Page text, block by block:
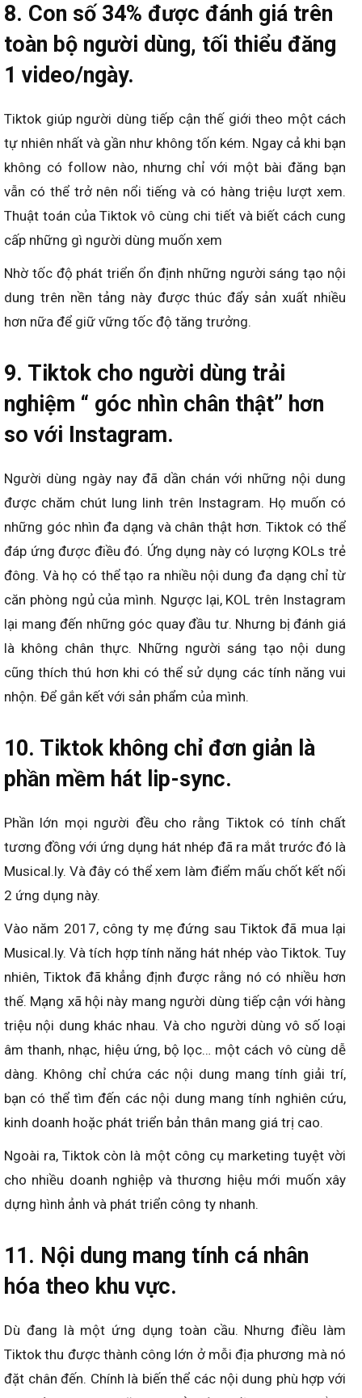
8. Con số 34% được đánh giá trên
toàn bộ người dùng, tối thiểu đăng
1 video/ngày.
Tiktok giúp người dùng tiếp cận thế giới theo một cách
tự nhiên nhất và gần như không tốn kém. Ngay cả khi bạn
không có follow nào, nhưng chỉ với một bài đăng bạn
vẫn có thể trở nên nổi tiếng và có hàng triệu lượt xem.
Thuật toán của Tiktok vô cùng chi tiết và biết cách cung
cấp những gì người dùng muốn xem
Nhờ tốc độ phát triển ổn định những người sáng tạo nội
dung trên nền tảng này được thúc đẩy sản xuất nhiều
hơn nữa để giữ vững tốc độ tăng trưởng.
9. Tiktok cho người dùng trải
nghiệm “ góc nhìn chân thật” hơn
so với Instagram.
Người dùng ngày nay đã dần chán với những nội dung
được chăm chút lung linh trên Instagram. Họ muốn có
những góc nhìn đa dạng và chân thật hơn. Tiktok có thể
đáp ứng được điều đó. Ứng dụng này có lượng KOLs trẻ
đông. Và họ có thể tạo ra nhiều nội dung đa dạng chỉ từ
căn phòng ngủ của mình. Ngược lại, KOL trên Instagram
lại mang đến những góc quay đầu tư. Nhưng bị đánh giá
là không chân thực. Những người sáng tạo nội dung
cũng thích thú hơn khi có thể sử dụng các tính năng vui
nhộn. Để gắn kết với sản phẩm của mình.
10. Tiktok không chỉ đơn giản là
phần mềm hát lip-sync.
Phần lớn mọi người đều cho rằng Tiktok có tính chất
tương đồng với ứng dụng hát nhép đã ra mắt trước đó là
Musical.ly. Và đây có thể xem làm điểm mấu chốt kết nối
2 ứng dụng này.
Vào năm 2017, công ty mẹ đứng sau Tiktok đã mua lại
Musical.ly. Và tích hợp tính năng hát nhép vào Tiktok. Tuy
nhiên, Tiktok đã khẳng định được rằng nó có nhiều hơn
thế. Mạng xã hội này mang người dùng tiếp cận với hàng
triệu nội dung khác nhau. Và cho người dùng vô số loại
âm thanh, nhạc, hiệu ứng, bộ lọc… một cách vô cùng dễ
dàng. Không chỉ chứa các nội dung mang tính giải trí,
bạn có thể tìm đến các nội dung mang tính nghiên cứu,
kinh doanh hoặc phát triển bản thân mang giá trị cao.
Ngoài ra, Tiktok còn là một công cụ marketing tuyệt vời
cho nhiều doanh nghiệp và thương hiệu mới muốn xây
dựng hình ảnh và phát triển công ty nhanh.
11. Nội dung mang tính cá nhân
hóa theo khu vực.
Dù đang là một ứng dụng toàn cầu. Nhưng điều làm
Tiktok thu được thành công lớn ở mỗi địa phương mà nó
đặt chân đến. Chính là biến thể các nội dung phù hợp với